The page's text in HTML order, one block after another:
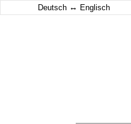
Deutsch ↔ Englisch